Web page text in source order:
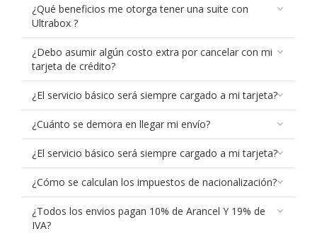
¿Qué beneficios me otorga tener una suite con
Ultrabox ?
¿Debo asumir algún costo extra por cancelar con mi
tarjeta de crédito?
¿El servicio básico será siempre cargado a mi tarjeta?
¿Cuánto se demora en llegar mi envío?
¿El servicio básico será siempre cargado a mi tarjeta?
¿Cómo se calculan los impuestos de nacionalización?
¿Todos los envios pagan 10% de Arancel Y 19% de
IVA?